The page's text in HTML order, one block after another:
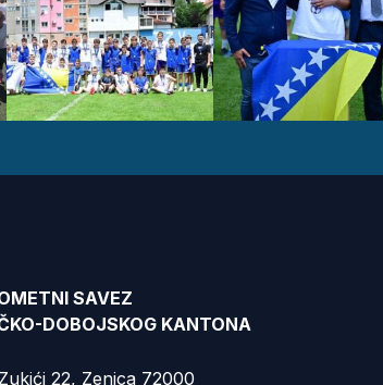
SAVEZ
DOBOJSKOG KANTONA
Zukići 22, Zenica 72000